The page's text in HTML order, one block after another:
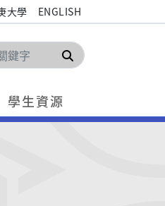
大學 ENGLISH
搜尋
學生資源